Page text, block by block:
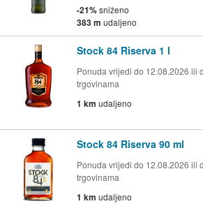
-21%sniženo
383 m udaljeno
Stock 84 Riserva 1 l
Ponuda vrijedi do 12.08.2026 ili
trgovinama
1 km udaljeno
Stock 84 Riserva 90 ml
Ponuda vrijedi do 12.08.2026 ili
trgovinama
1 km udaljeno